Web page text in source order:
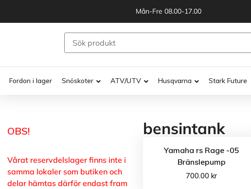
Mån-Fre 08.00-17.00
Fordon i lager Snöskoter ATV/UTV Husqvarna Stark Future
OBS!
Vårat reservdelslager finns inte i
samma lokaler som butiken och
delar hämtas därför endast fram
bensintank
Yamaha rs Rage -05
Bränslepump
700.00kr